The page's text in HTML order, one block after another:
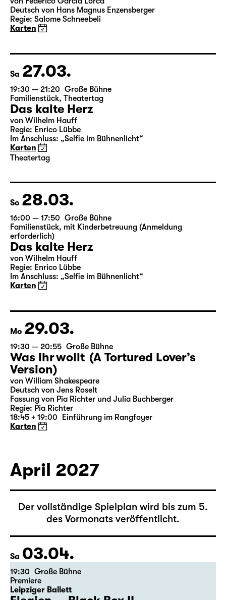
18:00 Große Bühne
mit Audiodeskription
Bernarda Albas Haus
Regie: Salome Schneebeli
Karten
Sa 27.03.
19:30 — 21:20 Große Bühne
Familienstück
Theatertag
Das kalte Herz
von Wilhelm Hauff
Karten
Theatertag
So 28.03.
16:00 — 17:50 Große Bühne
Familienstück , mit Kinderbetreuung (Anmeldung
erforderlich)
Das kalte Herz
Im Anschluss: „Selfie im Bühnenlicht“
Karten
Mo 29.03.
19:30 — 20:55 Große Bühne
Was ihr wollt (A Tortured Lover’s
Version)
von William Shakespeare
Deutsch von Jens Roselt
Karten
April 2027
Der vollständige Spielplan wird bis zum 5.
des Vormonats veröffentlicht.
Sa 03.04.